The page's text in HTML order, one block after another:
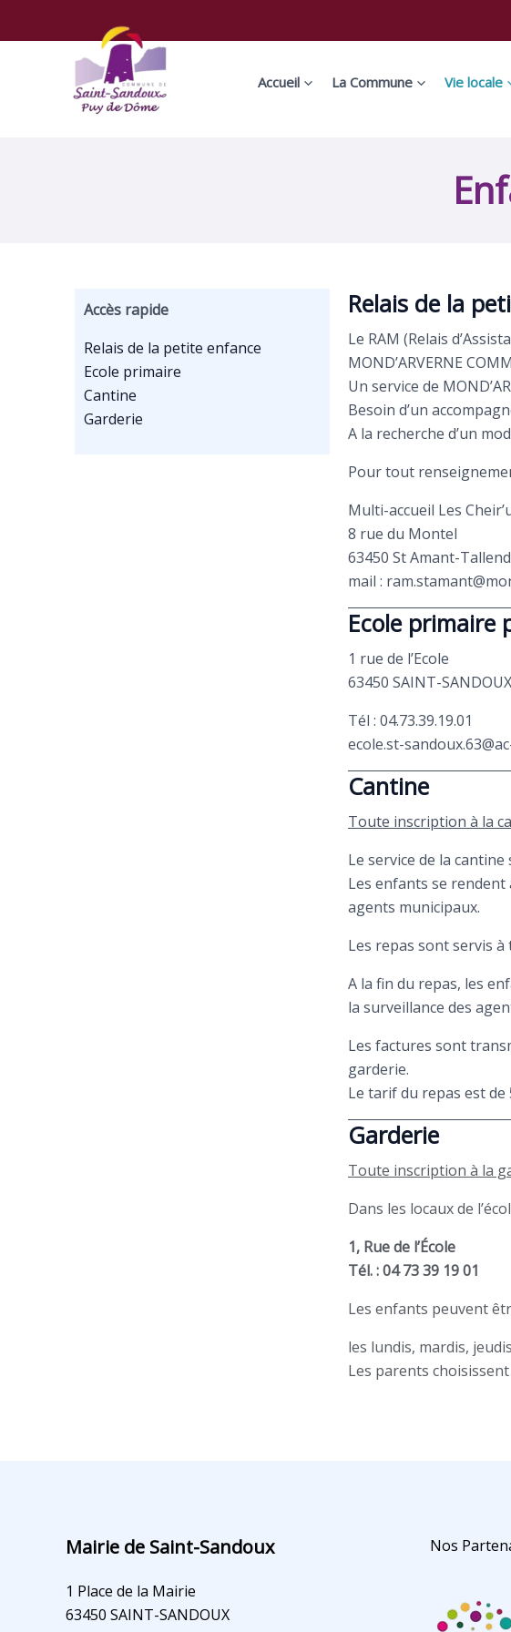
Accueil La Commune Vie locale
Accès rapide
Relais de la petite enfance
Ecole primaire
Cantine
Garderie
Relais de la
Le RAM (Relais
MOND’ARVERNE
Un service de
Besoin d’un
A la recherche d’un
Pour tout
Multi-accueil Les
8 rue du Montel
63450 St Amant-
mail :
Ecole primaire
1 rue de l’Ecole
63450 SAINT-SANDOUX
Tél : 04.73.39.19.01
ecole.st-
Cantine
Toute inscription à la
Le service de la
Les enfants se
agents municipaux.
Les repas sont servis
A la fin du repas, les
la surveillance des
Les factures sont
garderie.
Le tarif du repas est de
Garderie
Toute inscription à la
Dans les locaux de
1, Rue de l’École
Tél. : 04 73 39 19 01
Les enfants peuvent
les lundis, mardis,
Les parents
Mairie de Saint-Sandoux
1 Place de la Mairie
63450 SAINT-SANDOUX
Nos